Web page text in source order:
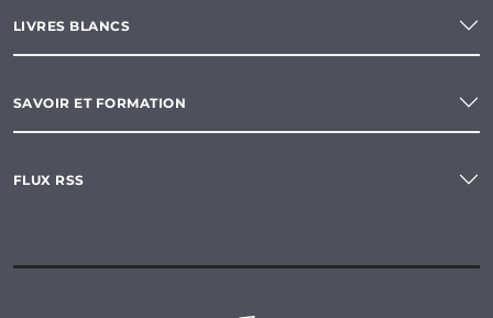
LIVRES BLANCS
SAVOIR ET FORMATION
FLUX RSS